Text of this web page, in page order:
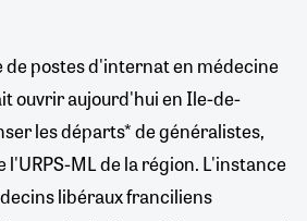
de postes d'internat en médecine
ouvrir aujourd'hui en Ile-de-
les départs* de généralistes,
l'URPS-ML de la région. L'instance
libéraux franciliens